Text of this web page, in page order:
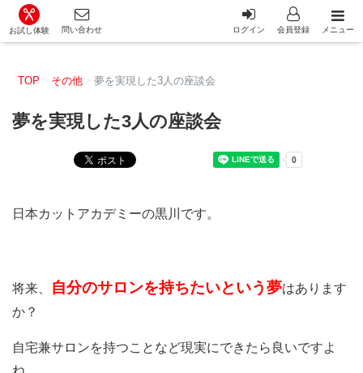
カット講習・カットスクール 日本カットアカデミー総合サ
お試し体験 問い合わせ ログイン 会員登録 メニュー
TOP その他 夢を実現した3人の座談会
夢を実現した3人の座談会
日本カットアカデミーの黒川です。
将来、 自分のサロンを持ちたいという夢はあります
か？
自宅兼サロンを持つことなど現実にできたら良いですよ
ね。